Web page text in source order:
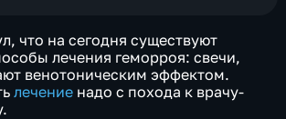
что на сегодня существуют
лечения геморроя: свечи,
венотоническим эффектом.
лечение надо с похода к врачу-